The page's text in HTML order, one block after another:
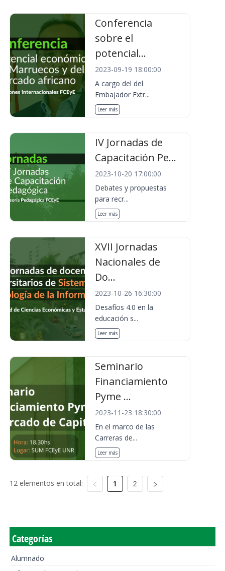
Conferencia
sobre el
potencial...
2023-09-19 18:00:00
A cargo del del
Embajador Extr...
Leer más
IV Jornadas de
Capacitación Pe...
2023-10-20 17:00:00
Debates y propuestas
para recr...
Leer más
XVII Jornadas
Nacionales de
Do...
2023-10-26 16:30:00
Desafíos 4.0 en la
educación s...
Leer más
Seminario
Financiamiento
Pyme ...
2023-11-23 18:30:00
En el marco de las
Carreras de...
Leer más
12 elementos en total: 1 2
Categorías
Alumnado